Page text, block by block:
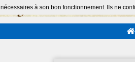
à son bon fonctionnement. Ils ne